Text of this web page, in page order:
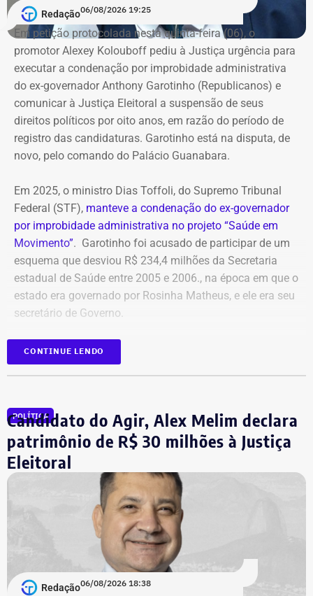
Redação06/08/2026 19:25
Em petição protocolada nesta quinta-feira (06), o
promotor Alexey Kolouboff pediu à Justiça urgência para
executar a condenação por improbidade administrativa
do ex-governador Anthony Garotinho (Republicanos) e
comunicar à Justiça Eleitoral a suspensão de seus
direitos políticos por oito anos, em razão do período de
registro das candidaturas. Garotinho está na disputa, de
novo, pelo comando do Palácio Guanabara.
Em 2025, o ministro Dias Toffoli, do Supremo Tribunal
Federal (STF), manteve a condenação do ex-governador
por improbidade administrativa no projeto “Saúde em
Movimento”. Garotinho foi acusado de participar de um
esquema que desviou R$ 234,4 milhões da Secretaria
estadual de Saúde entre 2005 e 2006., na época em que o
estado era governado por Rosinha Matheus, e ele era seu
secretário de Governo.
Com isso, a sentença tornou-se definitiva.
imediata execução da sentença. Além da comunicação à
Justiça Eleitoral, o órgão pede a inclusão do nome de
Garotinho no Cadastro Nacional de Condenados por Ato
de Improbidade Administrativa.
Garotinho também foi multado
O órgão também requer que o ex-governador seja
intimado a quitar os valores da condenação. Segundo os
cálculos atualizados apresentados à Justiça, o
CONTINUE LENDO
POLÍTICA
Candidato do Agir, Alex Melim declara
patrimônio de R$ 30 milhões à Justiça
Eleitoral
Redação06/08/2026 18:38